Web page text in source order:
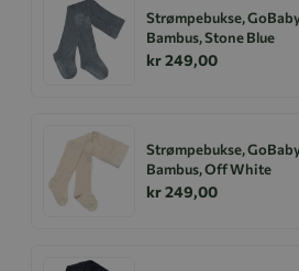
Strømpebukse,
Bambus, Stone Blue
kr 249,00
Strømpebukse,
Bambus, Off White
kr 249,00